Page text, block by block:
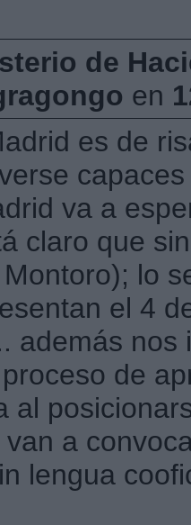
de
en
es de
va a
claro que
lo
el 4
además
de
al
a
lengua